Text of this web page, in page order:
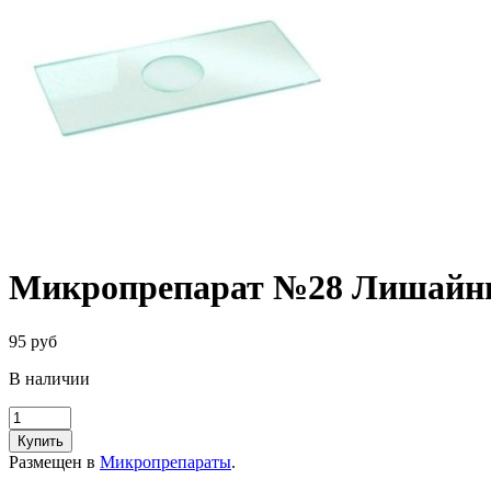
Микропрепарат №28
95 руб
В наличии
Купить
Размещен в Микропрепараты.